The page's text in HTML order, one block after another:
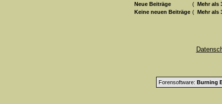
Neue Beiträge ( Mehr als
Keine neuen Beiträge ( Mehr als
Forensoftware: Burning